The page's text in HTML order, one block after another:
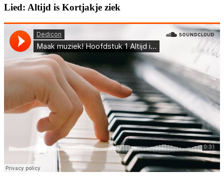
Lied: Altijd is Kortjakje ziek